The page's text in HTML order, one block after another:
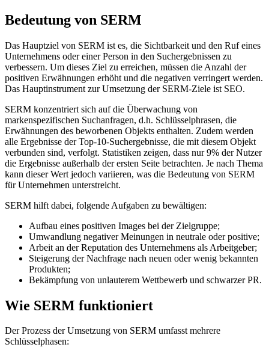
Bedeutung von SERM
Das Hauptziel von SERM ist es, die Sichtbarkeit und den Ruf eines
Unternehmens oder einer Person in den Suchergebnissen zu
verbessern. Um dieses Ziel zu erreichen, müssen die Anzahl der
positiven Erwähnungen erhöht und die negativen verringert werden.
Das Hauptinstrument zur Umsetzung der SERM-Ziele ist SEO.
SERM konzentriert sich auf die Überwachung von
markenspezifischen Suchanfragen, d.h. Schlüsselphrasen, die
Erwähnungen des beworbenen Objekts enthalten. Zudem werden
alle Ergebnisse der Top-10-Suchergebnisse, die mit diesem Objekt
verbunden sind, verfolgt. Statistiken zeigen, dass nur 9% der Nutzer
die Ergebnisse außerhalb der ersten Seite betrachten. Je nach Thema
kann dieser Wert jedoch variieren, was die Bedeutung von SERM
für Unternehmen unterstreicht.
SERM hilft dabei, folgende Aufgaben zu bewältigen:
Aufbau eines positiven Images bei der Zielgruppe;
Umwandlung negativer Meinungen in neutrale oder positive;
Arbeit an der Reputation des Unternehmens als Arbeitgeber;
Steigerung der Nachfrage nach neuen oder wenig bekannten
Produkten;
Bekämpfung von unlauterem Wettbewerb und schwarzer PR.
Wie SERM funktioniert
Der Prozess der Umsetzung von SERM umfasst mehrere
Schlüsselphasen: